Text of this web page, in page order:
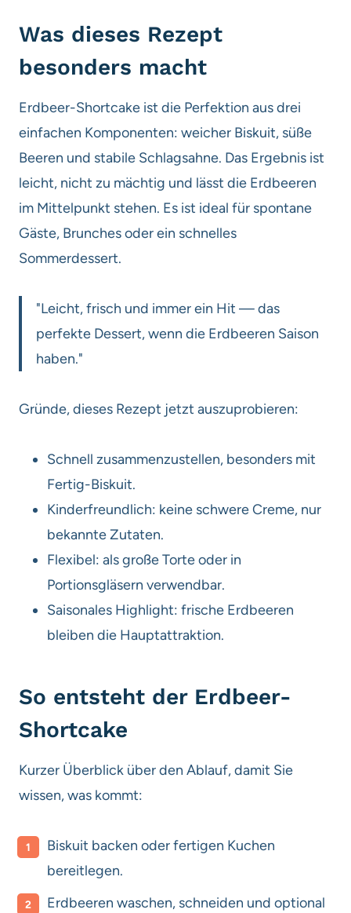
Was dieses Rezept
besonders macht
Erdbeer-Shortcake ist die Perfektion aus drei
einfachen Komponenten: weicher Biskuit, süße
Beeren und stabile Schlagsahne. Das Ergebnis ist
leicht, nicht zu mächtig und lässt die Erdbeeren
im Mittelpunkt stehen. Es ist ideal für spontane
Gäste, Brunches oder ein schnelles
Sommerdessert.
"Leicht, frisch und immer ein Hit — das
perfekte Dessert, wenn die Erdbeeren Saison
haben."
Gründe, dieses Rezept jetzt auszuprobieren:
Schnell zusammenzustellen, besonders mit
Fertig-Biskuit.
Kinderfreundlich: keine schwere Creme, nur
bekannte Zutaten.
Flexibel: als große Torte oder in
Portionsgläsern verwendbar.
Saisonales Highlight: frische Erdbeeren
bleiben die Hauptattraktion.
So entsteht der Erdbeer-
Shortcake
Kurzer Überblick über den Ablauf, damit Sie
wissen, was kommt:
Biskuit backen oder fertigen Kuchen
bereitlegen.
Erdbeeren waschen, schneiden und optional